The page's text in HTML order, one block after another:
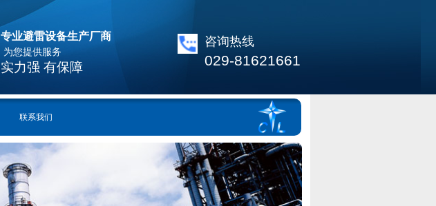
咨询热线
029-81621661
专业避雷设备生产厂商
为您提供服务
实力强 有保障
联系我们